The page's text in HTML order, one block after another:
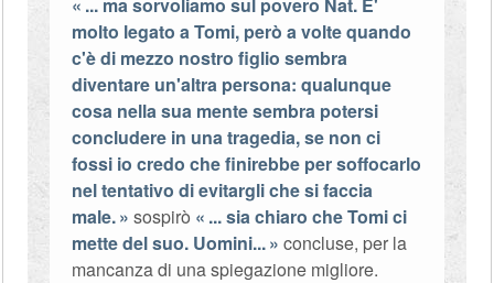
molto legato a Tomi, però a volte quando
c'è di mezzo nostro figlio sembra
diventare un'altra persona: qualunque
cosa nella sua mente sembra potersi
concludere in una tragedia, se non ci
fossi io credo che finirebbe per soffocarlo
nel tentativo di evitargli che si faccia
male.
sospirò
... sia chiaro che Tomi ci
mette del suo. Uomini...
concluse, per la
mancanza di una spiegazione migliore.